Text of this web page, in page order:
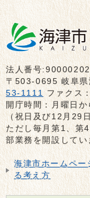
法人番号
〒503-0695 岐阜県
53-1111 ファクス
開庁時間：月曜日
（祝日及び12月29
ただし毎月第1、第
部業務を開設してい
海津市ホームペー
る考え方